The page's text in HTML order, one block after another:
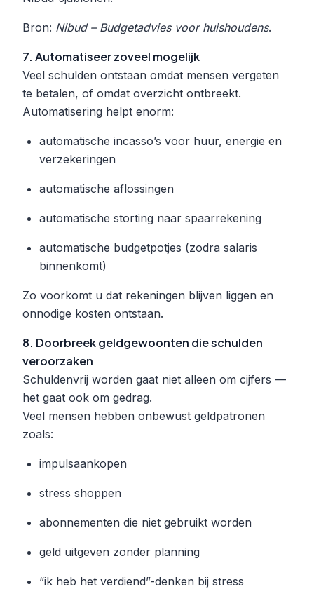
Bron: Nibud – Budgetadvies voor huishoudens.
7. Automatiseer zoveel mogelijk
Veel schulden ontstaan omdat mensen vergeten
te betalen, of omdat overzicht ontbreekt.
Automatisering helpt enorm:
automatische incasso’s voor huur, energie en
verzekeringen
automatische aflossingen
automatische storting naar spaarrekening
automatische budgetpotjes (zodra salaris
binnenkomt)
Zo voorkomt u dat rekeningen blijven liggen en
onnodige kosten ontstaan.
8. Doorbreek geldgewoonten die schulden
veroorzaken
Schuldenvrij worden gaat niet alleen om cijfers —
het gaat ook om gedrag.
Veel mensen hebben onbewust geldpatronen
zoals:
impulsaankopen
stress shoppen
abonnementen die niet gebruikt worden
geld uitgeven zonder planning
“ik heb het verdiend”-denken bij stress